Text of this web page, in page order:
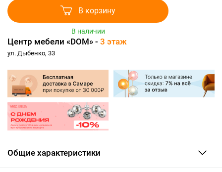
В корзину
В наличии
Центр мебели «DOM» - 3 этаж
ул. Дыбенко, 33
Общие характеристики